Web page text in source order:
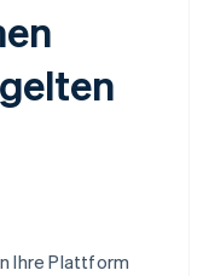
Ihre Plattform